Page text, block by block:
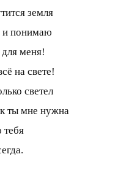
земля
понимаю
меня!
на свете!
светел
ты мне нужна